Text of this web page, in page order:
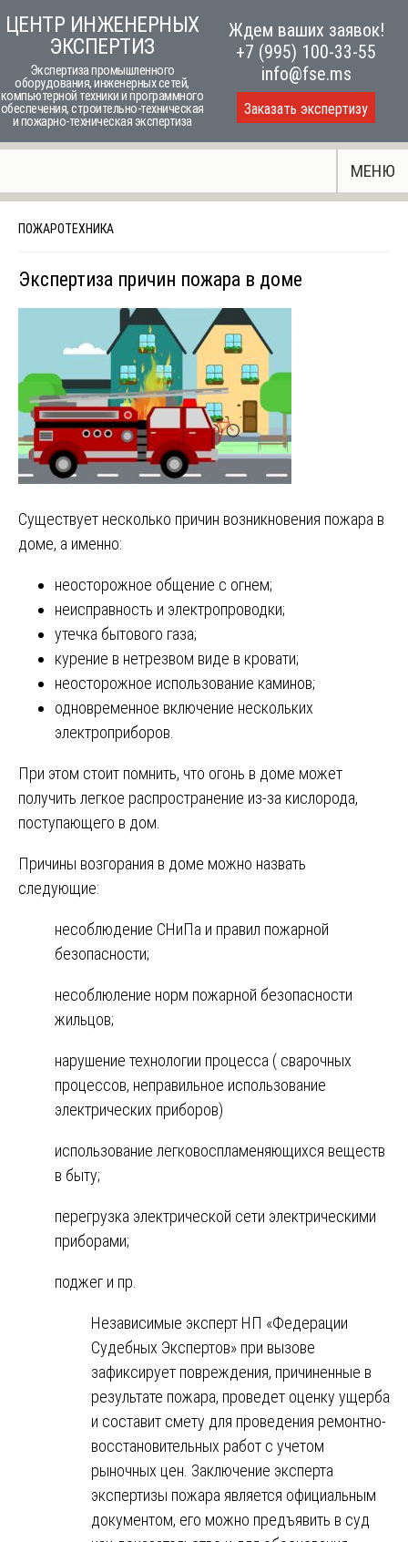
to
content
ЦЕНТР ИНЖЕНЕРНЫХ
ЭКСПЕРТИЗ
Экспертиза промышленного
оборудования, инженерных сетей,
компьютерной техники и программного
обеспечения, строительно-техническая
и пожарно-техническая экспертиза
Ждем ваших заявок!
+7 (995) 100-33-55
info@fse.ms
Заказать экспертизу
МЕНЮ
ПОЖАРОТЕХНИКА
Экспертиза причин пожара в доме
Существует несколько причин возникновения пожара в
доме, а именно:
неосторожное общение с огнем;
неисправность и электропроводки;
утечка бытового газа;
курение в нетрезвом виде в кровати;
неосторожное использование каминов;
одновременное включение нескольких
электроприборов.
При этом стоит помнить, что огонь в доме может
получить легкое распространение из-за кислорода,
поступающего в дом.
Причины возгорания в доме можно назвать
следующие:
несоблюдение СНиПа и правил пожарной
безопасности;
несоблюление норм пожарной безопасности
жильцов;
нарушение технологии процесса ( сварочных
процессов, неправильное использование
электрических приборов)
использование легковоспламеняющихся веществ
в быту;
перегрузка электрической сети электрическими
приборами;
поджег и пр.
Независимые эксперт НП «Федерации
Судебных Экспертов» при вызове
зафиксирует повреждения, причиненные в
результате пожара, проведет оценку ущерба
и составит смету для проведения ремонтно-
восстановительных работ с учетом
рыночных цен. Заключение эксперта
экспертизы пожара является официальным
документом, его можно предъявить в суд